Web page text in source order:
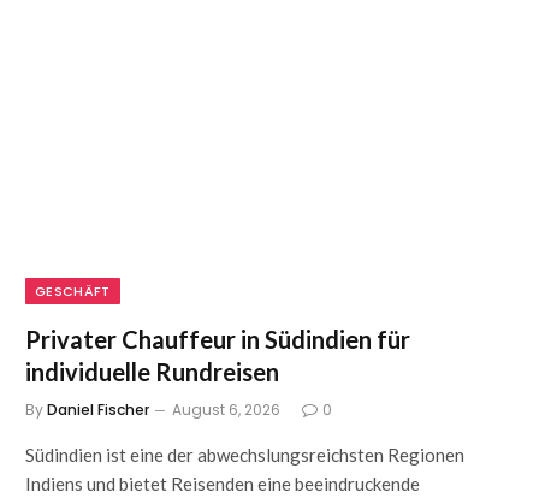
GESCHÄFT
Privater Chauffeur in Südindien für
individuelle Rundreisen
ByDaniel Fischer August 6, 2026 0
Südindien ist eine der abwechslungsreichsten Regionen
Indiens und bietet Reisenden eine beeindruckende